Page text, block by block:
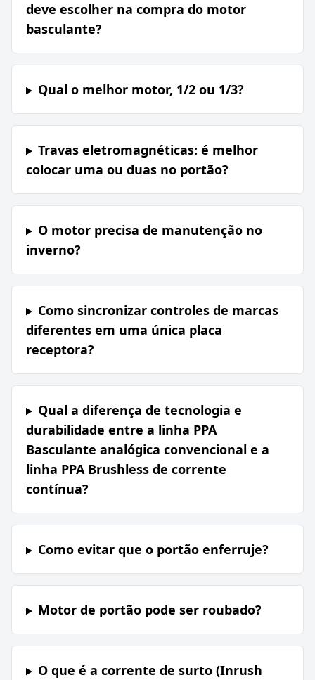
deve escolher na compra do motor
basculante?
Qual o melhor motor, 1/2 ou 1/3?
Travas eletromagnéticas: é melhor
colocar uma ou duas no portão?
O motor precisa de manutenção no
inverno?
Como sincronizar controles de marcas
diferentes em uma única placa
receptora?
Qual a diferença de tecnologia e
durabilidade entre a linha PPA
Basculante analógica convencional e a
linha PPA Brushless de corrente
contínua?
Como evitar que o portão enferruje?
Motor de portão pode ser roubado?
O que é a corrente de surto (Inrush